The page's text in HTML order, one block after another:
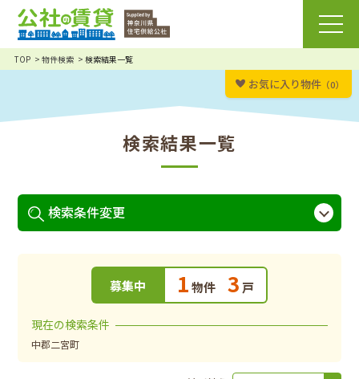
TOP 物件検索 検索結果一覧
お気に入り物件 （0）
検索結果一覧
募集中 1物件 3 戸
現在の検索条件
中郡二宮町
検索条件変更